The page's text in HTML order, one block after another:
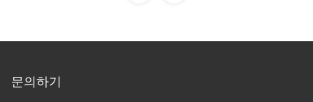
문의하기